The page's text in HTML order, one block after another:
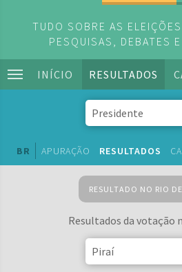
TUDO SOBRE AS
PESQUISAS, DEBATES
INÍCIO RESULTADOS
BR APURAÇÃO RESULTADOS
RESULTADO NO RIO
Resultados da votação